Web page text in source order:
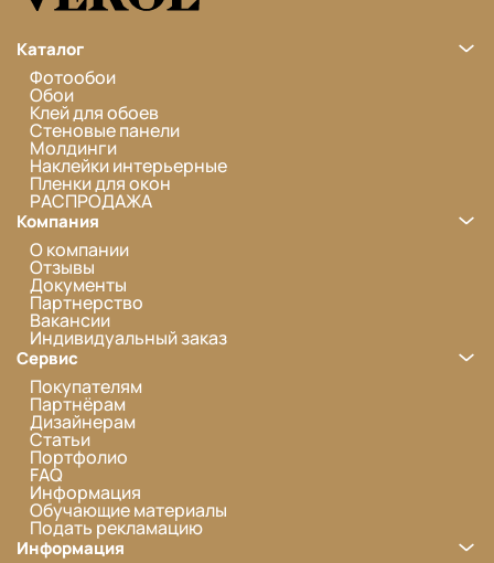
Каталог
Фотообои
Обои
Клей для обоев
Стеновые панели
Молдинги
Наклейки интерьерные
Пленки для окон
РАСПРОДАЖА
Компания
О компании
Отзывы
Документы
Партнерство
Вакансии
Индивидуальный заказ
Сервис
Покупателям
Партнёрам
Дизайнерам
Статьи
Портфолио
FAQ
Информация
Обучающие материалы
Подать рекламацию
Информация